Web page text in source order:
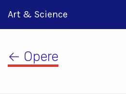
Art & Science
← Opere